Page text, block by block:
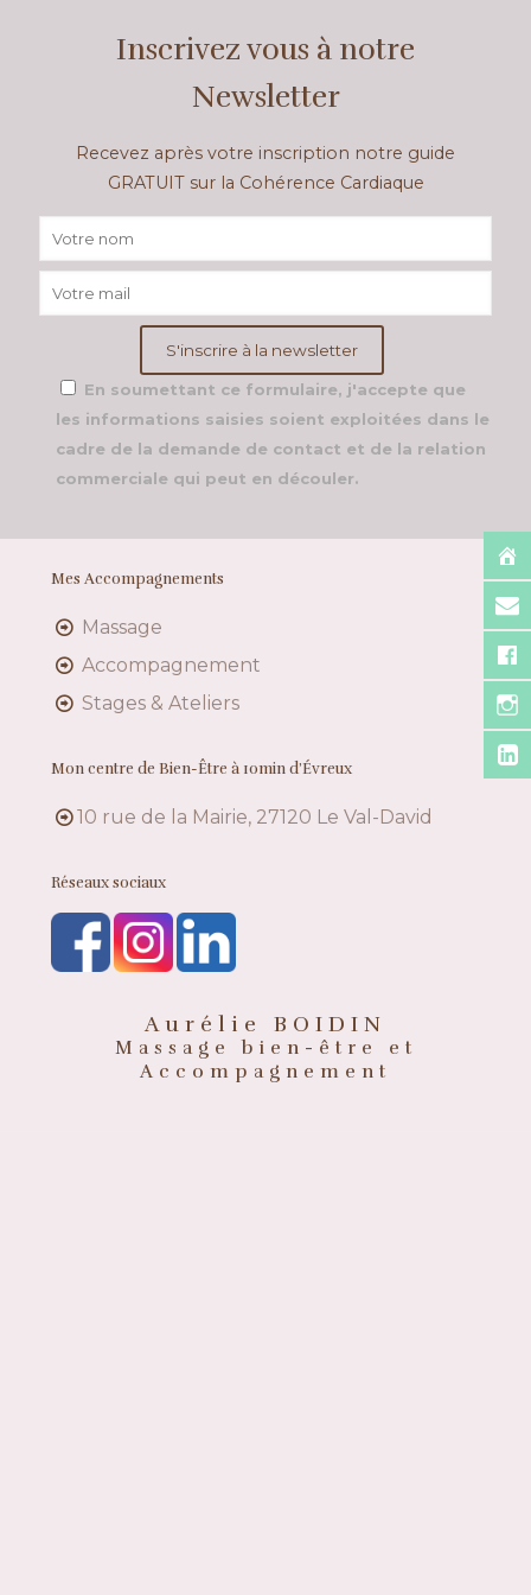
Inscrivez vous à notre
Newsletter
Recevez après votre inscription notre guide
GRATUIT sur la Cohérence Cardiaque
En soumettant ce formulaire, j'accepte que
les informations saisies soient exploitées dans le
cadre de la demande de contact et de la relation
commerciale qui peut en découler.
Mes Accompagnements
Massage
Accompagnement
Stages & Ateliers
Mon centre de Bien-Être à 10min d’Évreux
10 rue de la Mairie, 27120 Le Val-David
Réseaux sociaux
Aurélie BOIDIN
Massage bien-être et
Accompagnement